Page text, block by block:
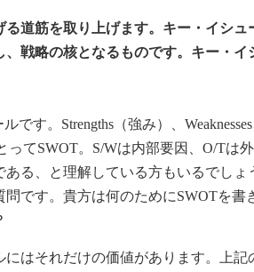
道筋を取り上げます。キー・イシュ
戦略の核となるものです。キー・イ
す。Strengths（強み）、
ってSWOT。S/Wは内部要因、O/Tは
る、と理解している方もいるでしょ
です。貴方は何のためにSWOTを書
はそれだけの価値があります。上記